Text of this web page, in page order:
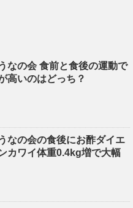
なの会 食前と食後の運動で
高いのはどっち？
なの会の食後にお酢ダイエ
カワイ体重0.4kg増で大幅